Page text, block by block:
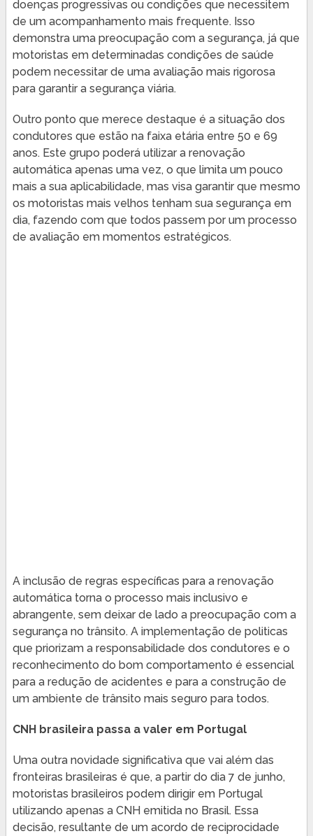
doenças progressivas ou condições que necessitem
de um acompanhamento mais frequente. Isso
demonstra uma preocupação com a segurança, já que
motoristas em determinadas condições de saúde
podem necessitar de uma avaliação mais rigorosa
para garantir a segurança viária.
Outro ponto que merece destaque é a situação dos
condutores que estão na faixa etária entre 50 e 69
anos. Este grupo poderá utilizar a renovação
automática apenas uma vez, o que limita um pouco
mais a sua aplicabilidade, mas visa garantir que mesmo
os motoristas mais velhos tenham sua segurança em
dia, fazendo com que todos passem por um processo
de avaliação em momentos estratégicos.
A inclusão de regras específicas para a renovação
automática torna o processo mais inclusivo e
abrangente, sem deixar de lado a preocupação com a
segurança no trânsito. A implementação de politicas
que priorizam a responsabilidade dos condutores e o
reconhecimento do bom comportamento é essencial
para a redução de acidentes e para a construção de
um ambiente de trânsito mais seguro para todos.
CNH brasileira passa a valer em Portugal
Uma outra novidade significativa que vai além das
fronteiras brasileiras é que, a partir do dia 7 de junho,
motoristas brasileiros podem dirigir em Portugal
utilizando apenas a CNH emitida no Brasil. Essa
decisão, resultante de um acordo de reciprocidade